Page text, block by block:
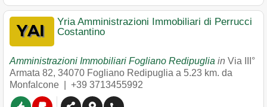
Yria Amministrazioni Immobiliari di Perrucci
Costantino
Amministrazioni Immobiliari Fogliano Redipuglia in Via III°
Armata 82, 34070 Fogliano Redipuglia a 5.23 km. da
Monfalcone | +39 3713455992